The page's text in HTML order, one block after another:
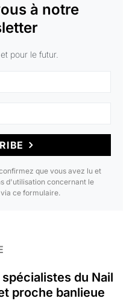
à notre
pour le futur.
que vous avez lu et
d'utilisation concernant le
ce formulaire.
du Nail
proche banlieue